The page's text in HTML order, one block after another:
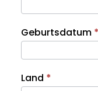
Geburtsdatum *
Land *